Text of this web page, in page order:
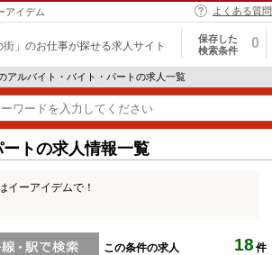
アイデム よくある質問
街」のお仕事が探せる求人サイト
保存した
検索条件
0
アルバイト・バイト・パートの求人一覧
トの求人情報一覧
イーアイデムで！
この条件の求人 18 件